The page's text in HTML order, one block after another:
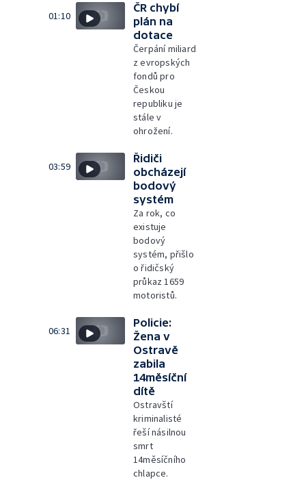
01:10
ČR chybí
plán na
dotace
Čerpání miliard
z evropských
fondů pro
Českou
republiku je
stále v
ohrožení.
03:59
Řidiči
obcházejí
bodový
systém
Za rok, co
existuje
bodový
systém, přišlo
o řidičský
průkaz 1659
motoristů.
06:31
Policie:
Žena v
Ostravě
zabila
14měsíční
dítě
Ostravští
kriminalisté
řeší násilnou
smrt
14měsíčního
chlapce.